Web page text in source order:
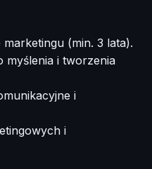
(min. 3 lata).
myślenia i tworzenia
i
i